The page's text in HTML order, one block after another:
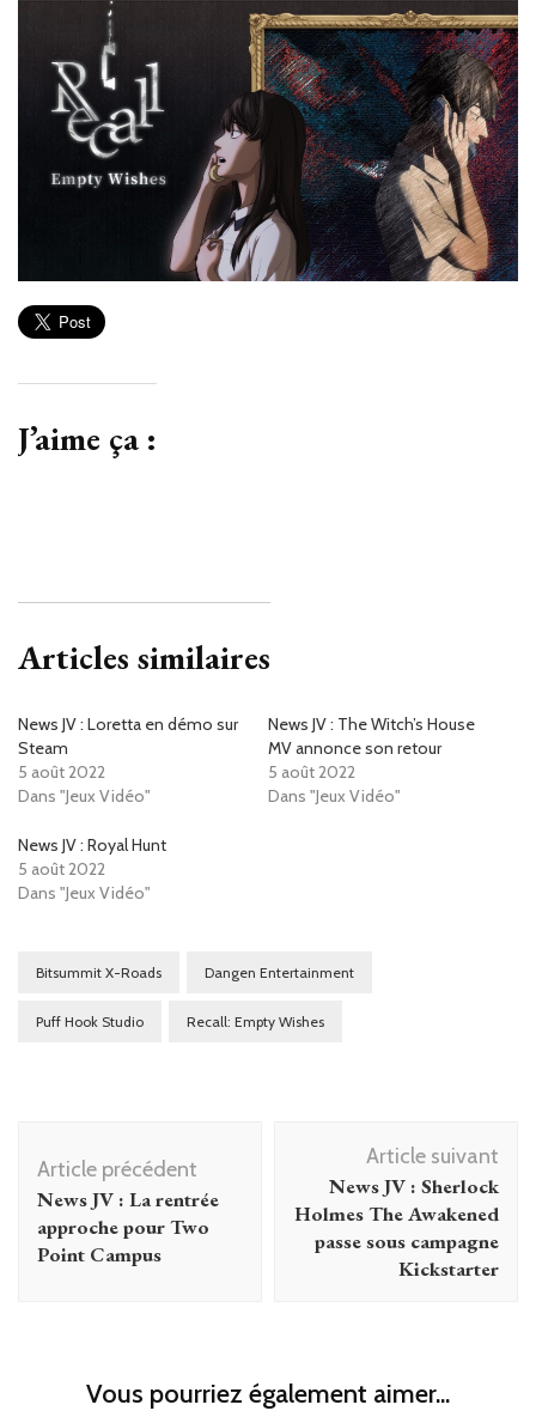
J’aime ça :
Articles similaires
News JV : Loretta en démo sur
Steam
5 août 2022
Dans "Jeux Vidéo"
News JV : The Witch’s House
MV annonce son retour
5 août 2022
Dans "Jeux Vidéo"
News JV : Royal Hunt
5 août 2022
Dans "Jeux Vidéo"
Bitsummit X-Roads Dangen Entertainment
Puff Hook Studio Recall: Empty Wishes
d'article
Article précédent
News JV : La rentrée
approche pour Two
Point Campus
Article suivant
News JV : Sherlock
Holmes The Awakened
passe sous campagne
Kickstarter
Vous pourriez également aimer...